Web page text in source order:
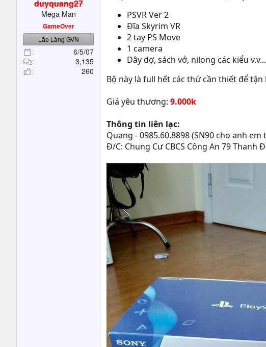
duyquang27
Mega Man
GameOver
Lão Làng GVN
6/5/07
3,135
260
PSVR Ver 2
Đĩa Skyrim VR
2 tay PS Move
1 camera
Dây dợ, sách vở, nilong các kiểu
Bộ này là full hết các thứ cần thiết để
Giá yêu thương: 9.000k
Thông tin liên lạc:
Quang - 0985.60.8898 (SN90 cho anh
Đ/C: Chung Cư CBCS Công An 79 Thanh